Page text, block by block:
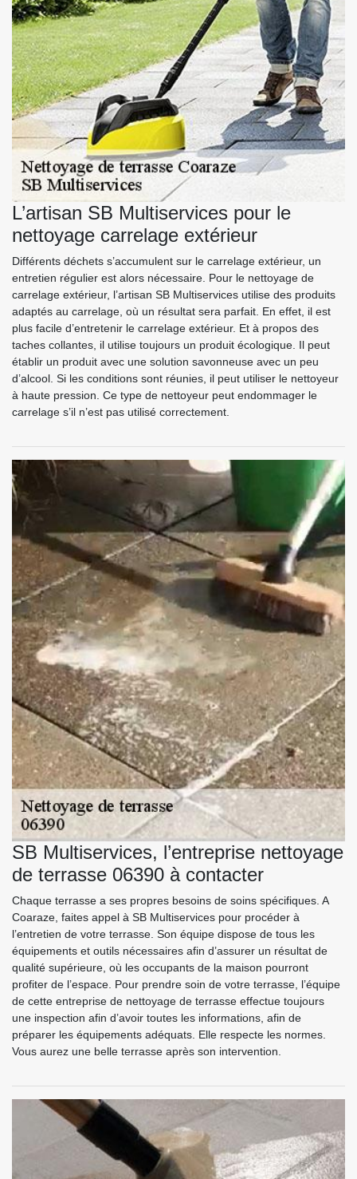
L’artisan SB Multiservices pour le
nettoyage carrelage extérieur
Différents déchets s’accumulent sur le carrelage extérieur, un
entretien régulier est alors nécessaire. Pour le nettoyage de
carrelage extérieur, l’artisan SB Multiservices utilise des produits
adaptés au carrelage, où un résultat sera parfait. En effet, il est
plus facile d’entretenir le carrelage extérieur. Et à propos des
taches collantes, il utilise toujours un produit écologique. Il peut
établir un produit avec une solution savonneuse avec un peu
d’alcool. Si les conditions sont réunies, il peut utiliser le nettoyeur
à haute pression. Ce type de nettoyeur peut endommager le
carrelage s’il n’est pas utilisé correctement.
SB Multiservices, l’entreprise nettoyage
de terrasse 06390 à contacter
Chaque terrasse a ses propres besoins de soins spécifiques. A
Coaraze, faites appel à SB Multiservices pour procéder à
l’entretien de votre terrasse. Son équipe dispose de tous les
équipements et outils nécessaires afin d’assurer un résultat de
qualité supérieure, où les occupants de la maison pourront
profiter de l’espace. Pour prendre soin de votre terrasse, l’équipe
de cette entreprise de nettoyage de terrasse effectue toujours
une inspection afin d’avoir toutes les informations, afin de
préparer les équipements adéquats. Elle respecte les normes.
Vous aurez une belle terrasse après son intervention.